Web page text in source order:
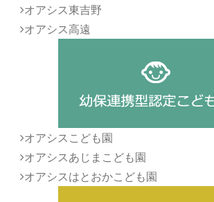
オアシス東吉野
オアシス高遠
オアシスこども園
オアシスあじまこども園
オアシスはとおかこども園